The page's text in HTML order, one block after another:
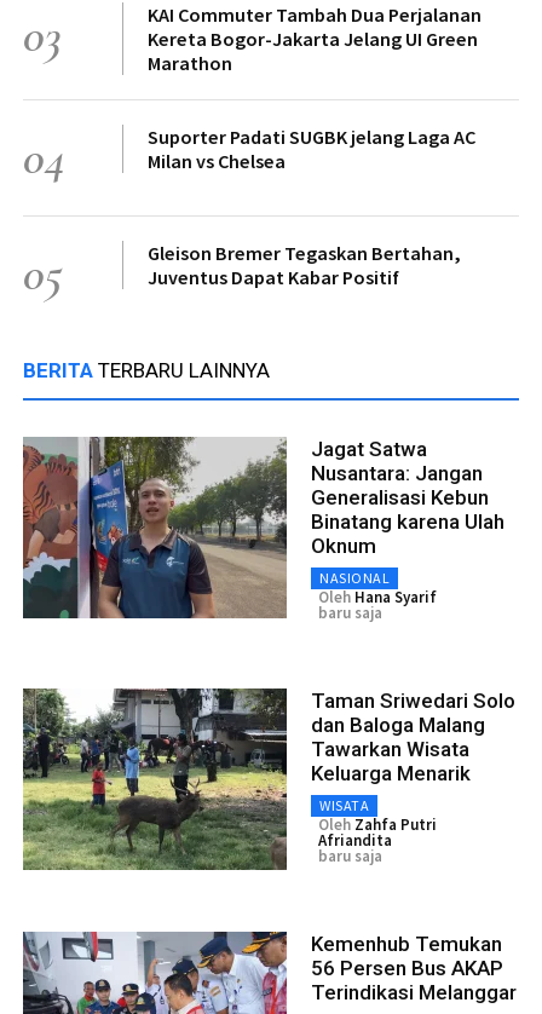
03
KAI Commuter Tambah Dua Perjalanan
Kereta Bogor-Jakarta Jelang UI Green
Marathon
04
Suporter Padati SUGBK jelang Laga AC
Milan vs Chelsea
05
Gleison Bremer Tegaskan Bertahan,
Juventus Dapat Kabar Positif
BERITA TERBARU LAINNYA
Jagat Satwa
Nusantara: Jangan
Generalisasi Kebun
Binatang karena Ulah
Oknum
NASIONAL
Oleh Hana Syarif
baru saja
Taman Sriwedari Solo
dan Baloga Malang
Tawarkan Wisata
Keluarga Menarik
WISATA
Oleh Zahfa Putri
Afriandita
baru saja
Kemenhub Temukan
56 Persen Bus AKAP
Terindikasi Melanggar